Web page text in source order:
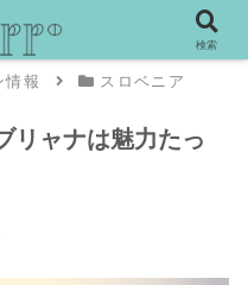
情報 スロベニア
リャナは魅力たっ
検索